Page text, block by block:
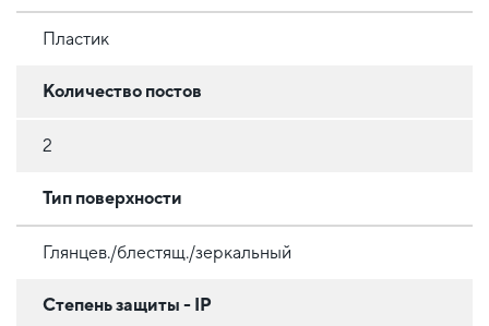
Пластик
Количество постов
2
Тип поверхности
Глянцев./блестящ./зеркальный
Степень защиты - IP